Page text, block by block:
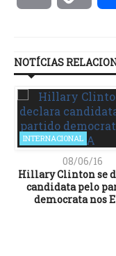
NOTÍCIAS
INTERNACIONAL
08/06/16
Hillary Clinton se
candidata pelo
democrata nos